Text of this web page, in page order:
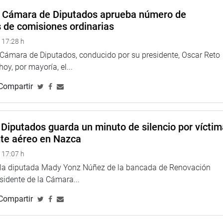
de excepcionalidad al requisito del informe previo favorable
el redimensionamiento o la creación de nuevos distritos o
en el Proyecto de Ley 3139/2022-CR, que propone la
públicas.
de tomar acciones sobre la identificación de inversiones
al cierre de brechas de infraestructura y acceso a
en el Proyecto de Ley 1042/2021-CR, de autoría del
Ley marco de comercialización de criptoactivos frente a la
delitos de estafa y actividades ilegales.
la operación y funcionamiento de las empresas de servicio
tecnológicas, basándose en los principios de libre
de Diputados aprueba número de
comisiones ordinarias
h
de Diputados, conducido por su presidente, Oscar Reto
por mayoría, el...
guarda un minuto de silencio por
aéreo en Nazca
h
diputada Mady Yonz Núñez de la bancada de Renovación
de la Cámara...